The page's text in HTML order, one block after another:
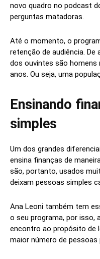
novo quadro no podcast
perguntas matadoras.
Até o momento, o
retenção de audiência.
dos ouvintes são homens
anos. Ou seja, uma
Ensinando
simples
Um dos grandes
ensina finanças de
são, portanto, usados
deixam pessoas simples
Ana Leoni também tem
o seu programa, por isso,
encontro ao propósito de
maior número de pessoas